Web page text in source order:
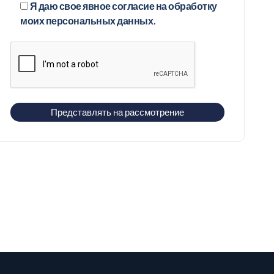
Я даю свое явное согласие на обработку
моих персональных данных.